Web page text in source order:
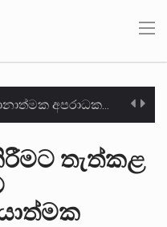
සංවිධානාත්මක අපරාධකරුවකු වන ලොකු පැටිගේ ප්‍රධාන වෙඩික්කරු බවට සැක කරන ගිං ගඟේ ගිල්වා මරා දමා…
තැත්කළ